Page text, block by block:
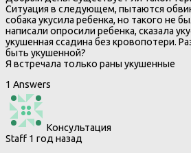
Ситуация в следующем, пытаются
собака укусила ребенка, но такого не
написали опросили ребенка, сказала
укушенная ссадина без кровопотери.
быть укушенной?
Я встречала только раны укушенные
1 Answers
Консультация
Staff 1 год назад